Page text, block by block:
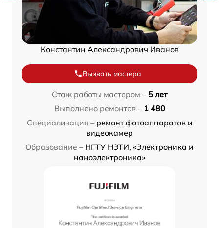
Константин Александрович Иванов
Вызвать мастера
Стаж работы мастером – 5 лет
Выполнено ремонтов – 1 480
Специализация – ремонт фотоаппаратов и
видеокамер
Образование – НГТУ НЭТИ, «Электроника и
наноэлектроника»